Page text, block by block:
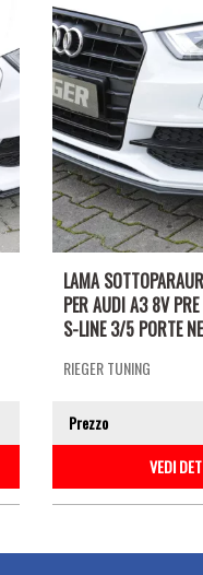
LAMA
PER AUDI A3 8V
S-LINE 3/5 PORTE
RIEGER TUNING
Prezzo
VEDI